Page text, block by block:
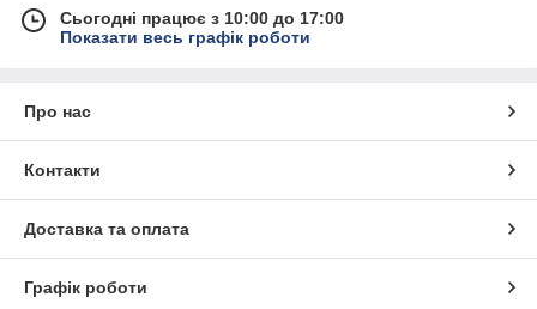
Сьогодні працює з 10:00 до 17:00
Показати весь графік роботи
Про нас
Контакти
Доставка та оплата
Графік роботи